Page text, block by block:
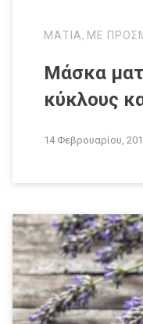
ΜΑΤΙΑ, ΜΕ
Μάσκα
κύκλους
14 Φεβρουαρίου,